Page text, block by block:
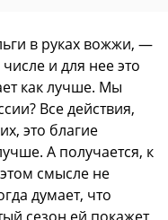
в руках вожжи, —
и для нее это
как лучше. Мы
Все действия,
это благие
А получается, к
смысле не
думает, что